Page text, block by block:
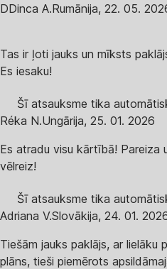
DDinca A.Rumānija, 22. 05.
Tas ir ļoti jauks un mīksts
Es iesaku!
Šī atsauksme tika
Réka N.Ungārija, 25. 01. 2026
Es atradu visu kārtībā! Pareiza
vēlreiz!
Šī atsauksme tika
Adriana V.Slovākija, 24. 01.
Tiešām jauks paklājs, ar lielāku
plāns, tieši piemērots